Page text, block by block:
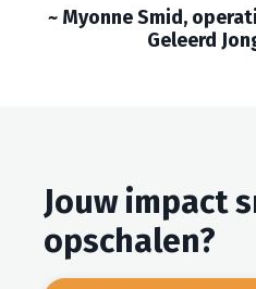
~ Myonne Smid,
Geleerd
Jouw impact
opschalen?